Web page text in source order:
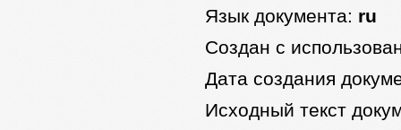
Язык документа: ru
Создан с
Дата создания
Исходный текст